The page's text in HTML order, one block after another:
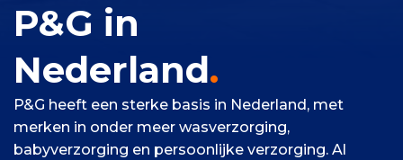
P&G in
Nederland.
P&G heeft een sterke basis in Nederland, met
merken in onder meer wasverzorging,
babyverzorging en persoonlijke verzorging. Al